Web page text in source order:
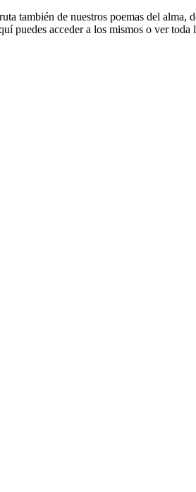
también de nuestros poemas del
puedes acceder a los mismos o ver toda